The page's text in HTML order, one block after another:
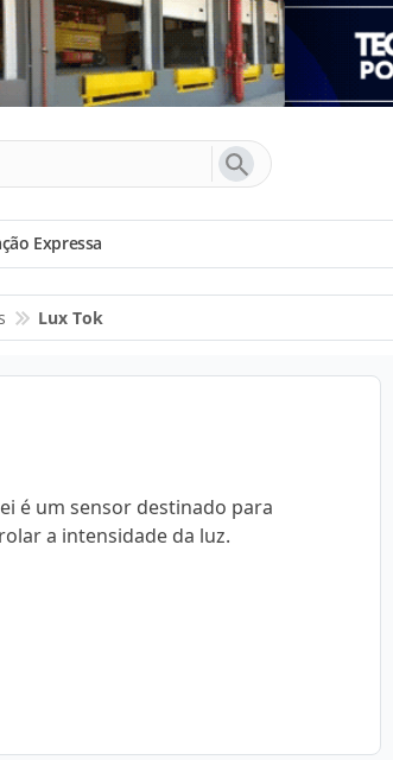
Expressa
Lux Tok
é um sensor destinado para
a intensidade da luz.